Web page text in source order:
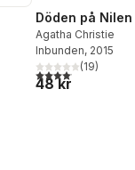
antal röster:
Döden på Nilen
Agatha Christie
Inbunden, 2015
4,1utav 5 stjärnor.
(19)
48 kr